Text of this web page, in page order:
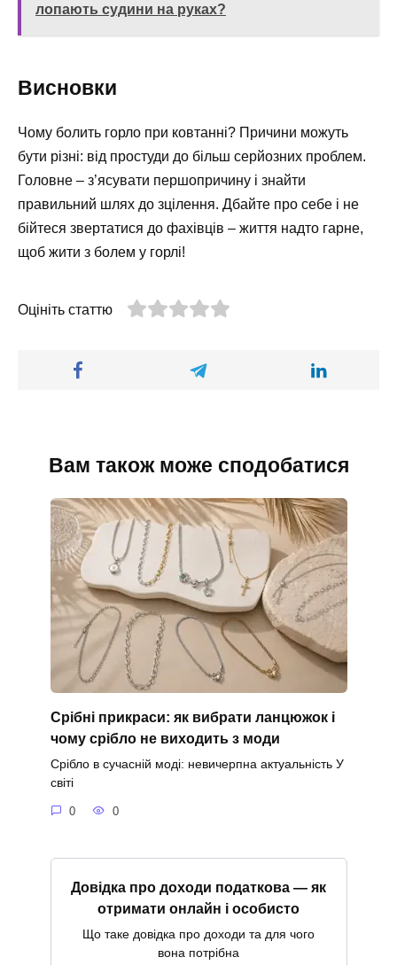
лопають судини на руках?
Висновки
Чому болить горло при ковтанні? Причини можуть
бути різні: від простуди до більш серйозних проблем.
Головне – з’ясувати першопричину і знайти
правильний шлях до зцілення. Дбайте про себе і не
бійтеся звертатися до фахівців – життя надто гарне,
щоб жити з болем у горлі!
Оцініть статтю
Вам також може сподобатися
Срібні прикраси: як вибрати ланцюжок і
чому срібло не виходить з моди
Срібло в сучасній моді: невичерпна актуальність У
світі
0 0
Довідка про доходи податкова — як
отримати онлайн і особисто
Що таке довідка про доходи та для чого
вона потрібна